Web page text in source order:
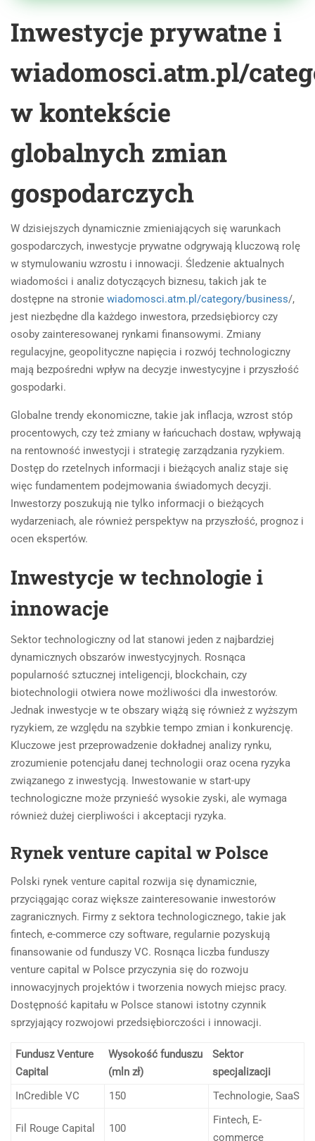
Inwestycje prywatne i
wiadomosci.atm.pl/
w kontekście
globalnych zmian
gospodarczych
W dzisiejszych dynamicznie zmieniających się warunkach
gospodarczych, inwestycje prywatne odgrywają kluczową rolę
w stymulowaniu wzrostu i innowacji. Śledzenie aktualnych
wiadomości i analiz dotyczących biznesu, takich jak te
dostępne na stronie wiadomosci.atm.pl/category/business/,
jest niezbędne dla każdego inwestora, przedsiębiorcy czy
osoby zainteresowanej rynkami finansowymi. Zmiany
regulacyjne, geopolityczne napięcia i rozwój technologiczny
mają bezpośredni wpływ na decyzje inwestycyjne i przyszłość
gospodarki.
Globalne trendy ekonomiczne, takie jak inflacja, wzrost stóp
procentowych, czy też zmiany w łańcuchach dostaw, wpływają
na rentowność inwestycji i strategię zarządzania ryzykiem.
Dostęp do rzetelnych informacji i bieżących analiz staje się
więc fundamentem podejmowania świadomych decyzji.
Inwestorzy poszukują nie tylko informacji o bieżących
wydarzeniach, ale również perspektyw na przyszłość, prognoz i
ocen ekspertów.
Inwestycje w technologie i
innowacje
Sektor technologiczny od lat stanowi jeden z najbardziej
dynamicznych obszarów inwestycyjnych. Rosnąca
popularność sztucznej inteligencji, blockchain, czy
biotechnologii otwiera nowe możliwości dla inwestorów.
Jednak inwestycje w te obszary wiążą się również z wyższym
ryzykiem, ze względu na szybkie tempo zmian i konkurencję.
Kluczowe jest przeprowadzenie dokładnej analizy rynku,
zrozumienie potencjału danej technologii oraz ocena ryzyka
związanego z inwestycją. Inwestowanie w start-upy
technologiczne może przynieść wysokie zyski, ale wymaga
również dużej cierpliwości i akceptacji ryzyka.
Rynek venture capital w Polsce
Polski rynek venture capital rozwija się dynamicznie,
przyciągając coraz większe zainteresowanie inwestorów
zagranicznych. Firmy z sektora technologicznego, takie jak
fintech, e-commerce czy software, regularnie pozyskują
finansowanie od funduszy VC. Rosnąca liczba funduszy
venture capital w Polsce przyczynia się do rozwoju
innowacyjnych projektów i tworzenia nowych miejsc pracy.
Dostępność kapitału w Polsce stanowi istotny czynnik
sprzyjający rozwojowi przedsiębiorczości i innowacji.
Fundusz Venture
Capital
Wysokość funduszu
(mln zł)
Sektor
specjalizacji
InCredible VC
150 Technologie, SaaS
Fil Rouge Capital 100
Fintech, E-
commerce